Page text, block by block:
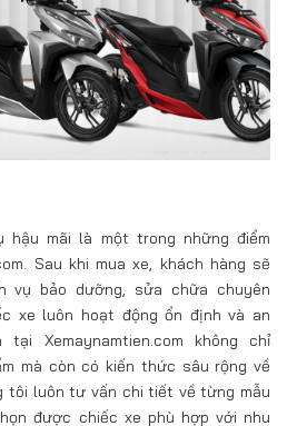
mãi là một trong những điểm
Sau khi mua xe, khách hàng sẽ
bảo dưỡng, sửa chữa chuyên
xe luôn hoạt động ổn định và an
Xemaynamtien.com không chỉ
mà còn có kiến thức sâu rộng về
tôi luôn tư vấn chi tiết về từng mẫu
được chiếc xe phù hợp với nhu